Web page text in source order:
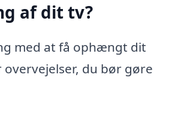
af dit tv?
med at få ophængt dit
du bør gøre